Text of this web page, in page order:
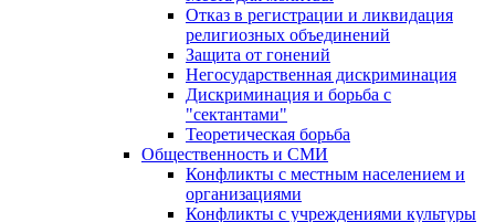
Отказ в регистрации и ликвидация
религиозных объединений
Защита от гонений
Негосударственная дискриминация
Дискриминация и борьба с
"сектантами"
Теоретическая борьба
Общественность и СМИ
Конфликты с местным населением и
организациями
Конфликты с учреждениями культуры